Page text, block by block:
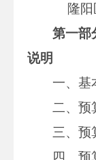
隆
第一部
说明
一、基
二、预
三、预
四、预